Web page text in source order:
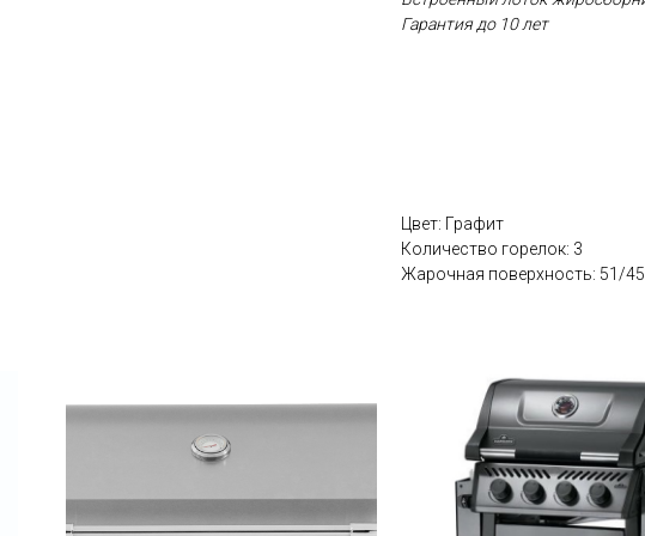
Гарантия до 10 лет
Цвет: Графит
Количество горелок: 3
Жарочная поверхность: 51/